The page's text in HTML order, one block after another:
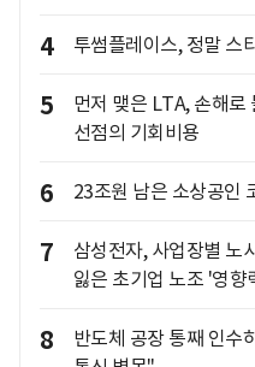
4 투썸플레이스, 정말 스
5
먼저 맺은 LTA, 손해
선점의 기회비용
6 23조원 남은 소상공인
7
삼성전자, 사업장별 노
잃은 초기업 노조 '영향
8
반도체 공장 통째 인